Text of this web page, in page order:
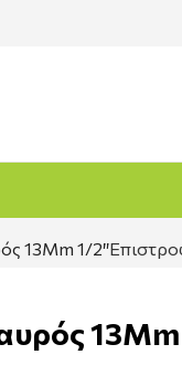
13Mm 1/2″